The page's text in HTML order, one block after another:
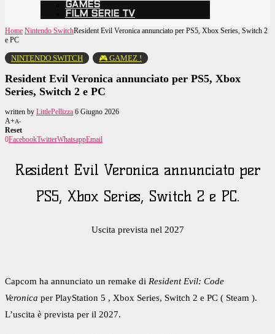
GAMES
FILM SERIE TV
Home Nintendo SwitchResident Evil Veronica annunciato per PS5, Xbox Series, Switch 2
e PC
NINTENDO SWITCH 🎮 GAMEZ !
Resident Evil Veronica annunciato per PS5, Xbox
Series, Switch 2 e PC
written by LittlePellizza 6 Giugno 2026
A+A-
Reset
0FacebookTwitterWhatsappEmail
Resident Evil Veronica annunciato per
PS5, Xbox Series, Switch 2 e PC.
Uscita prevista nel 2027
Capcom ha annunciato un remake di Resident Evil: Code
Veronica per PlayStation 5 , Xbox Series, Switch 2 e PC ( Steam ).
L’uscita è prevista per il 2027.